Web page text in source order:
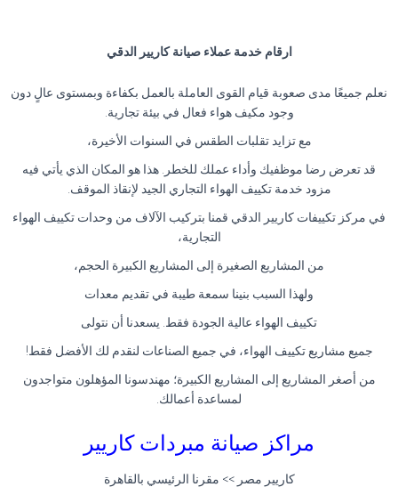
ارقام خدمة عملاء صيانة كاريير الدقي
نعلم جميعًا مدى صعوبة قيام القوى العاملة بالعمل بكفاءة وبمستوى عالٍ دون
وجود مكيف هواء فعال في بيئة تجارية.
مع تزايد تقلبات الطقس في السنوات الأخيرة،
قد تعرض رضا موظفيك وأداء عملك للخطر. هذا هو المكان الذي يأتي فيه
مزود خدمة تكييف الهواء التجاري الجيد لإنقاذ الموقف.
في مركز تكييفات كاريير الدقي قمنا بتركيب الآلاف من وحدات تكييف الهواء
التجارية،
من المشاريع الصغيرة إلى المشاريع الكبيرة الحجم،
ولهذا السبب بنينا سمعة طيبة في تقديم معدات
تكييف الهواء عالية الجودة فقط. يسعدنا أن نتولى
جميع مشاريع تكييف الهواء، في جميع الصناعات لنقدم لك الأفضل فقط!
من أصغر المشاريع إلى المشاريع الكبيرة؛ مهندسونا المؤهلون متواجدون
لمساعدة أعمالك.
مراكز صيانة مبردات كاريير
كاريير مصر >> مقرنا الرئيسي بالقاهرة